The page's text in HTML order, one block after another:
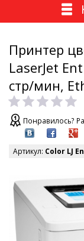
Принтер
LaserJet
стр/мин,
Понравилось?
Артикул: Color LJ